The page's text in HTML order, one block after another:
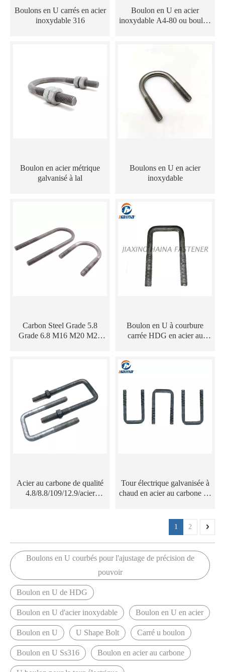
Boulons en U carrés en acier
inoxydable 316
Boulon en U en acier
inoxydable A4-80 ou boulon
Boulon en acier métrique
galvanisé à lal
Boulons en U en acier
inoxydable
Carbon Steel Grade 5.8
Grade 6.8 M16 M20 M24
Boulon en U à courbure
carrée HDG en acier au
Acier au carbone de qualité
4.8/8.8/109/12.9/acier
Tour électrique galvanisée à
chaud en acier au carbone de
HDG DIN3570 avec écrous
1 2
Boulons en U courbés pour l'ajustage de précision de
pouvoir
Boulon en U de HDG
Boulon en U d'acier inoxydable Boulon en U en acier
Boulon en U U Shape Bolt Carré u boulon
Boulon en U Ss316 Boulon en acier au carbone